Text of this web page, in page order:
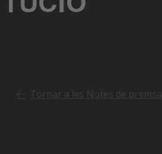
Tornar a les Notes de premsa